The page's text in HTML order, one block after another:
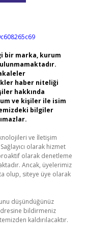
bir marka, kurum
haber niteliği
hakkında
ve kişiler ile isim
bilgiler
ve İletişim
olarak hizmet
olarak denetleme
Ancak, üyelerimiz
olup, siteye üye olarak
düşündüğünüz
bildirmeniz
kaldırılacaktır.